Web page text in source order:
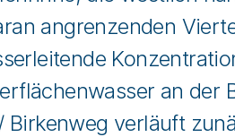
angrenzenden
an der
verläuft